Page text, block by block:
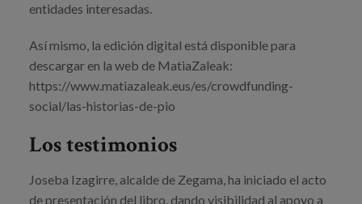
entidades interesadas.
Así mismo, la edición digital está disponible para
descargar en la web de MatiaZaleak:
https://www.matiazaleak.eus/es/crowdfunding-
social/las-historias-de-pio
Los testimonios
Joseba Izagirre, alcalde de Zegama, ha iniciado el acto
de presentación del libro, dando visibilidad al apoyo a